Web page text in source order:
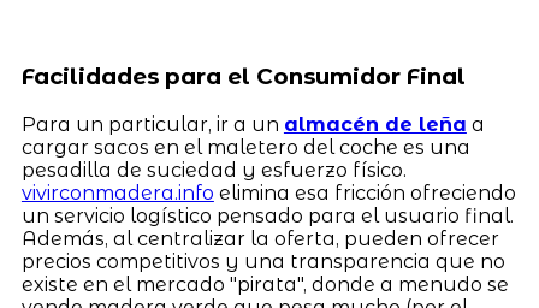
Facilidades para el Consumidor Final
Para un particular, ir a un almacén de leña a
cargar sacos en el maletero del coche es una
pesadilla de suciedad y esfuerzo físico.
vivirconmadera.info elimina esa fricción ofreciendo
un servicio logístico pensado para el usuario final.
Además, al centralizar la oferta, pueden ofrecer
precios competitivos y una transparencia que no
existe en el mercado "pirata", donde a menudo se